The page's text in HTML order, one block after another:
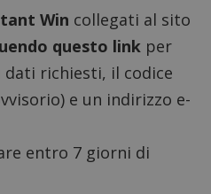
Win collegati al sito
questo link per
richiesti, il codice
e un indirizzo e-
entro 7 giorni di